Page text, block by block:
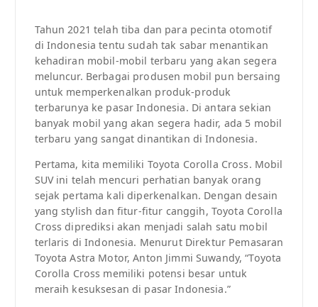
Tahun 2021 telah tiba dan para pecinta otomotif
di Indonesia tentu sudah tak sabar menantikan
kehadiran mobil-mobil terbaru yang akan segera
meluncur. Berbagai produsen mobil pun bersaing
untuk memperkenalkan produk-produk
terbarunya ke pasar Indonesia. Di antara sekian
banyak mobil yang akan segera hadir, ada 5 mobil
terbaru yang sangat dinantikan di Indonesia.
Pertama, kita memiliki Toyota Corolla Cross. Mobil
SUV ini telah mencuri perhatian banyak orang
sejak pertama kali diperkenalkan. Dengan desain
yang stylish dan fitur-fitur canggih, Toyota Corolla
Cross diprediksi akan menjadi salah satu mobil
terlaris di Indonesia. Menurut Direktur Pemasaran
Toyota Astra Motor, Anton Jimmi Suwandy, “Toyota
Corolla Cross memiliki potensi besar untuk
meraih kesuksesan di pasar Indonesia.”